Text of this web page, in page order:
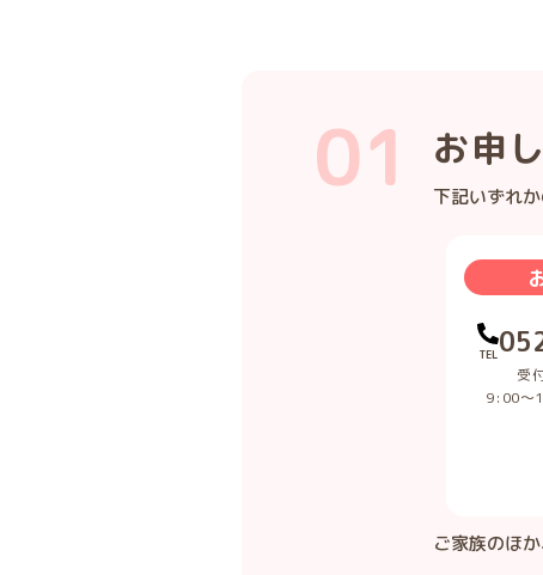
お申
下記いずれ
TEL
受
9:00〜
ご家族のほ